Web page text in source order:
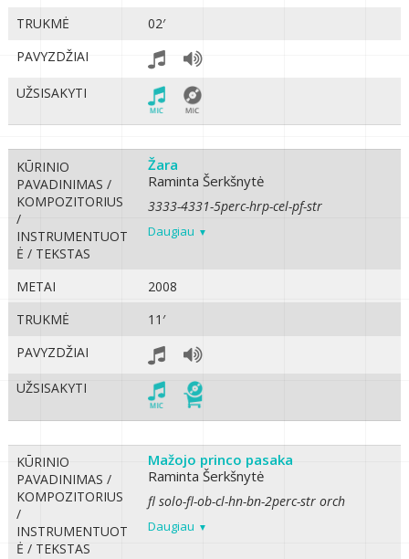
TRUKMĖ
02′
PAVYZDŽIAI
UŽSISAKYTI
KŪRINIO
PAVADINIMAS /
KOMPOZITORIUS
/
INSTRUMENTUOT
Ė / TEKSTAS
Žara
Raminta Šerkšnytė
3333-4331-5perc-hrp-cel-pf-str
Daugiau
METAI
2008
TRUKMĖ
11′
PAVYZDŽIAI
UŽSISAKYTI
KŪRINIO
PAVADINIMAS /
KOMPOZITORIUS
/
INSTRUMENTUOT
Ė / TEKSTAS
Mažojo princo pasaka
Raminta Šerkšnytė
fl solo-fl-ob-cl-hn-bn-2perc-str orch
Daugiau